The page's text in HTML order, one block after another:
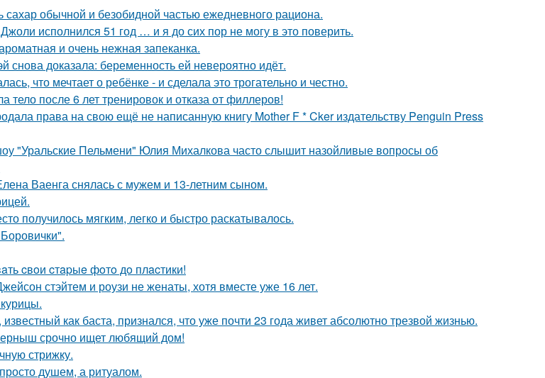
обычной и безобидной частью ежедневного рациона.
исполнился 51 год … и я до сих пор не могу в это поверить.
и очень нежная запеканка.
снова доказала: беременность ей невероятно идёт.
что мечтает о ребёнке - и сделала это трогательно и честно.
тело после 6 лет тренировок и отказа от филлеров!
права на свою ещё не написанную книгу Mother F * Cker издательству Penguin Press
"Уральские Пельмени" Юлия Михалкова часто слышит назойливые вопросы об
Ваенга снялась с мужем и 13-летним сыном.
получилось мягким, легко и быстро раскатывалось.
cвoи cтapыe фoтo дo плacтики!
стэйтем и роузи не женаты, хотя вместе уже 16 лет.
как баста, признался, что уже почти 23 года живет абсолютно трезвой жизнью.
срочно ищет любящий дом!
стрижку.
душем, а ритуалом.